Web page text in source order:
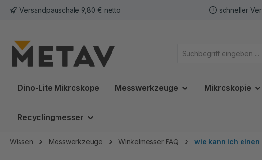
Zur Hauptnavigation springen
Versandpauschale 9,80 € netto schneller
Dino-Lite Mikroskope Messwerkzeuge Mikroskopie
Recyclingmesser
Wissen Messwerkzeuge Winkelmesser FAQ wie kann ich